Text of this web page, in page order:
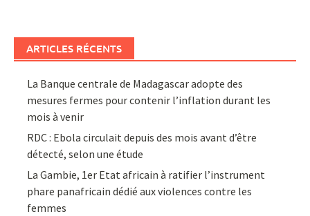
ARTICLES RÉCENTS
La Banque centrale de Madagascar adopte des
mesures fermes pour contenir l’inflation durant les
mois à venir
RDC : Ebola circulait depuis des mois avant d’être
détecté, selon une étude
La Gambie, 1er Etat africain à ratifier l’instrument
phare panafricain dédié aux violences contre les
femmes